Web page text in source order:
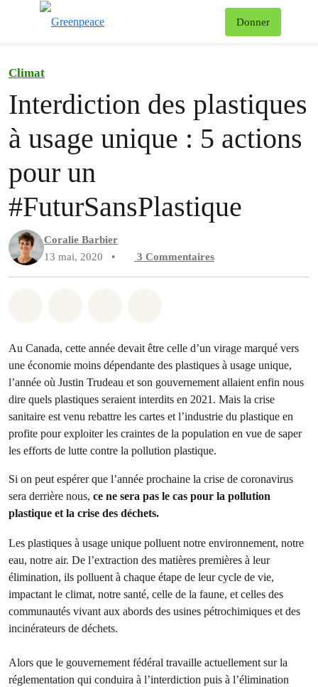
Donner
Climat
Interdiction des plastiques
à usage unique : 5 actions
pour un
#FuturSansPlastique
Coralie Barbier
13 mai, 2020
• 3 Commentaires
Au Canada, cette année devait être celle d’un virage marqué vers
une économie moins dépendante des plastiques à usage unique,
l’année où Justin Trudeau et son gouvernement allaient enfin nous
dire quels plastiques seraient interdits en 2021. Mais la crise
sanitaire est venu rebattre les cartes et l’industrie du plastique en
profite pour exploiter les craintes de la population en vue de saper
les efforts de lutte contre la pollution plastique.
Si on peut espérer que l’année prochaine la crise de coronavirus
sera derrière nous, ce ne sera pas le cas pour la pollution
plastique et la crise des déchets.
Les plastiques à usage unique polluent notre environnement, notre
eau, notre air. De l’extraction des matières premières à leur
élimination, ils polluent à chaque étape de leur cycle de vie,
impactant le climat, notre santé, celle de la faune, et celles des
communautés vivant aux abords des usines pétrochimiques et des
incinérateurs de déchets.
Alors que le gouvernement fédéral travaille actuellement sur la
réglementation qui conduira à l’interdiction puis à l’élimination